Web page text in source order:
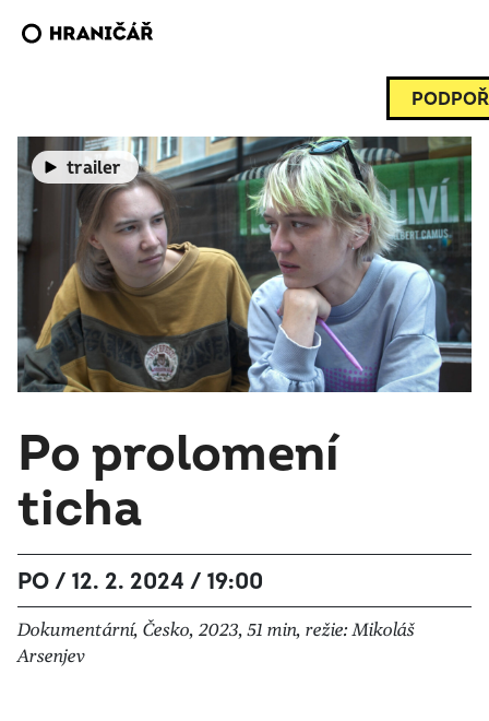
trailer
Po prolomení
ticha
PO / 12. 2. 2024 / 19:00
Dokumentární, Česko, 2023, 51 min, režie: Mikoláš
Arsenjev